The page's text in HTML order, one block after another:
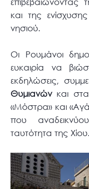
και της
νησιού.
Οι Ρουμάνοι
ευκαιρία να
εκδηλώσεις,
Θυμιανώνκαι στα
«Μόστρα» και
που
ταυτότητα της Χίου.